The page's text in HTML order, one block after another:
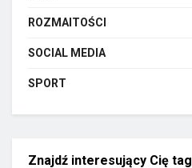
ROZMAITOŚCI
SOCIAL MEDIA
SPORT
Znajdź interesujący Cię tag